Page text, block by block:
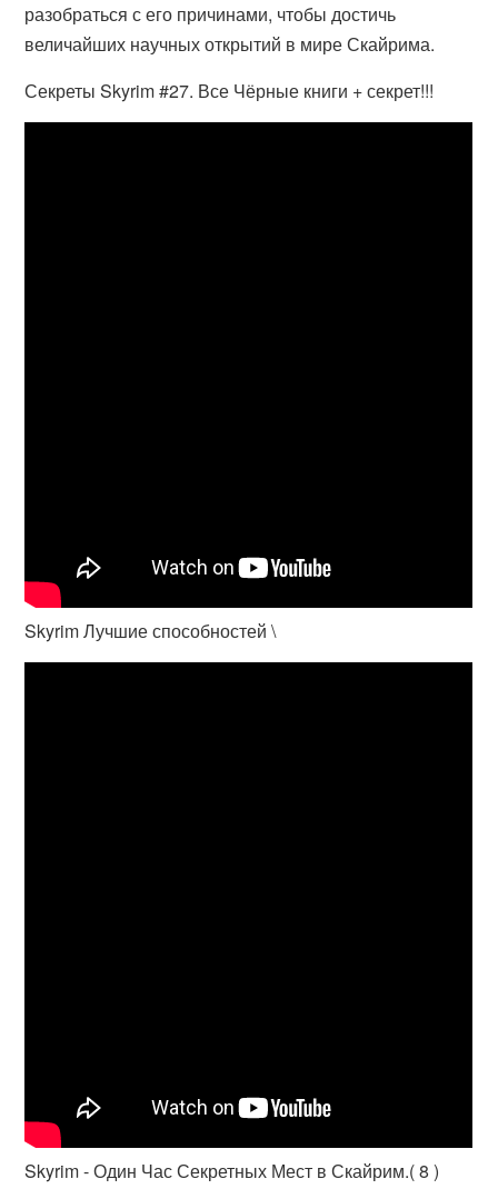
разобраться с его причинами, чтобы достичь
величайших научных открытий в мире Скайрима.
Секреты Skyrim #27. Все Чёрные книги + секрет!!!
Skyrim Лучшие способностей \
Skyrim - Один Час Секретных Мест в Скайрим.( 8 )